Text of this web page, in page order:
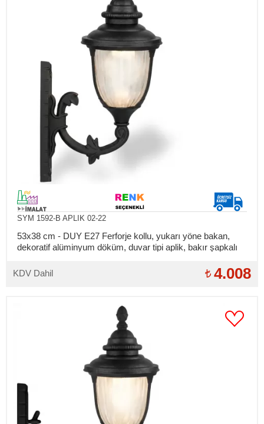
SYM 1592-B APLIK 02-22
53x38 cm - DUY E27 Ferforje kollu, yukarı yöne bakan,
dekoratif alüminyum döküm, duvar tipi aplik, bakır şapkalı
KDV Dahil
4.008